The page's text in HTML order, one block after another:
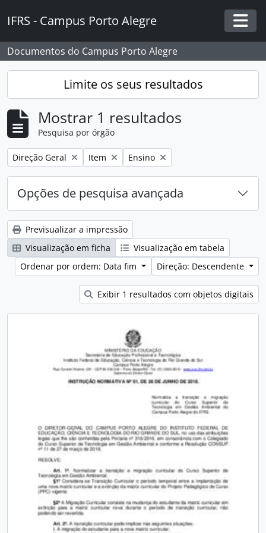
IFRS - Campus Porto Alegre
Documentos do Campus Porto Alegre
Limite os seus resultados
Mostrar 1 resultados
Pesquisa por órgão
Remover filtro:
Direção Geral Remover filtro:
Item Remover filtro:
Ensino
Opções de pesquisa avançada
Previsualizar a impressão
Visualização em ficha
Visualização em tabela
Ordenar por ordem: Data fim
Direção: Descendente
Exibir 1 resultados com objetos digitais